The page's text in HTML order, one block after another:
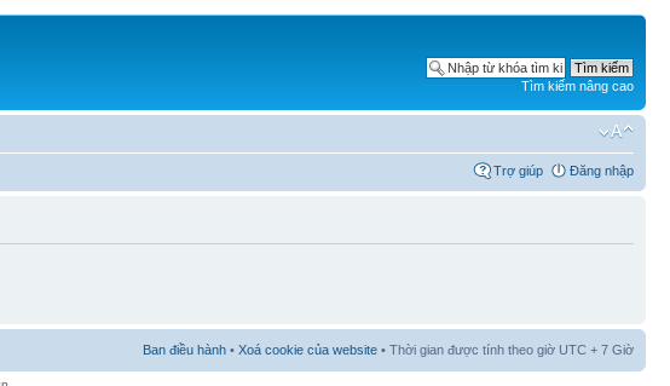
Tìm kiếm nâng cao
Trợ giúp Đăng nhập
Ban điều hành • Xoá cookie của website • Thời gian được tính theo giờ UTC + 7 Giờ